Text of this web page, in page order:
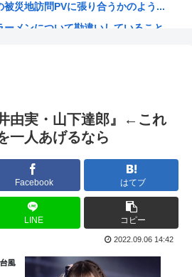
です…」。過去最大の在庫を抱える...
災地訪問PVに張り合うかのよう...
メンについて勘違いしていること...
、走りながら乾杯してた」
に？安倍晋三以外で
れ蒸れしててエッチなぷりきゅあ...
闘試験開始から約1年経過
ーン店の商品写真が話題になってい...
死にそう 再選しなくてよかった...
害はなかった」 信じる若者た...
由実・山下達郎』←これ
一人あげるなら
Facebook はてブ
LINE コピー
2022.09.06 14:42